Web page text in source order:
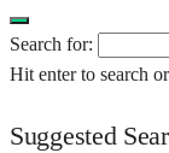
Search for:
Hit enter to search
Suggested